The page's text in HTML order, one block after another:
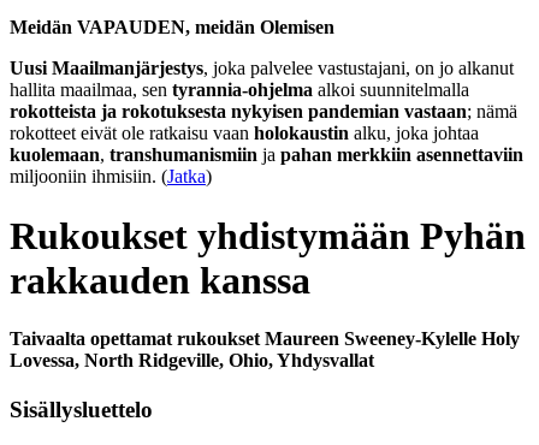
Meidän VAPAUDEN, meidän Olemisen
Uusi Maailmanjärjestys, joka palvelee vastustajani, on jo alkanut
hallita maailmaa, sen tyrannia-ohjelma alkoi suunnitelmalla
rokotteista ja rokotuksesta nykyisen pandemian vastaan; nämä
rokotteet eivät ole ratkaisu vaan holokaustin alku, joka johtaa
kuolemaan, transhumanismiin ja pahan merkkiin asennettaviin
miljooniin ihmisiin. (Jatka)
Rukoukset yhdistymään Pyhän
rakkauden kanssa
Taivaalta opettamat rukoukset Maureen Sweeney-Kylelle Holy
Lovessa, North Ridgeville, Ohio, Yhdysvallat
Sisällysluettelo